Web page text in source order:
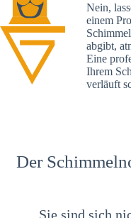
Nein,
einem
abgibt,
Eine
Ihrem
verläuft
Der
Sie sind sich